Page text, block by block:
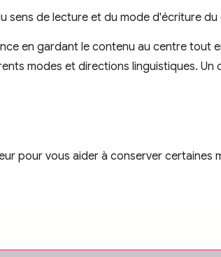
sens de lecture et du mode d'écriture
en gardant le contenu au centre tout
modes et directions linguistiques. Un
pour vous aider à conserver certaines